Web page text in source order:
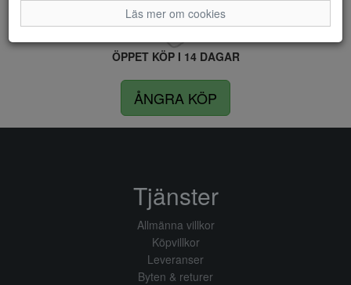
ÖPPET KÖP I 14 DAGAR
ÅNGRA KÖP
Läs mer om cookies
Tjänster
Allmänna villkor
Köpvillkor
Leveranser
Byten & returer